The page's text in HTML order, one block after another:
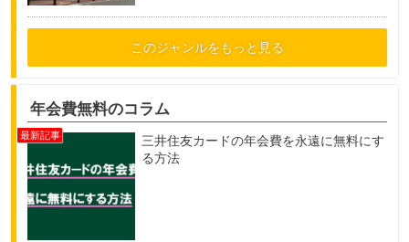
このジャンルをもっと見る
年会費無料のコラム
三井住友カードの年会費を永遠に無料にす
る方法